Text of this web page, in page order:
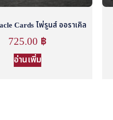
Cards ไพ่รูนส์ ออราเคิล
725.00 ฿
อ่านเพิ่ม